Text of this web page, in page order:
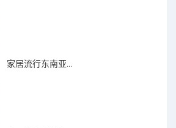
家居流行东南亚...